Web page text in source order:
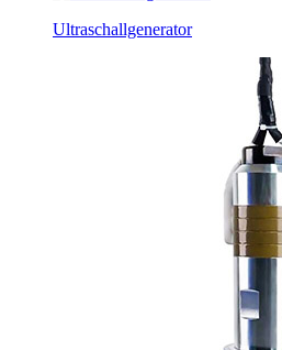
Ultraschallgenerator